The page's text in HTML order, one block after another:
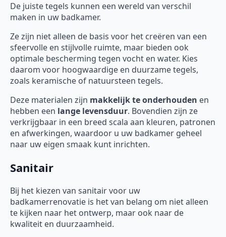
De juiste tegels kunnen een wereld van verschil
maken in uw badkamer.
Ze zijn niet alleen de basis voor het creëren van een
sfeervolle en stijlvolle ruimte, maar bieden ook
optimale bescherming tegen vocht en water. Kies
daarom voor hoogwaardige en duurzame tegels,
zoals keramische of natuursteen tegels.
Deze materialen zijn makkelijk te onderhouden en
hebben een lange levensduur. Bovendien zijn ze
verkrijgbaar in een breed scala aan kleuren, patronen
en afwerkingen, waardoor u uw badkamer geheel
naar uw eigen smaak kunt inrichten.
Sanitair
Bij het kiezen van sanitair voor uw
badkamerrenovatie is het van belang om niet alleen
te kijken naar het ontwerp, maar ook naar de
kwaliteit en duurzaamheid.